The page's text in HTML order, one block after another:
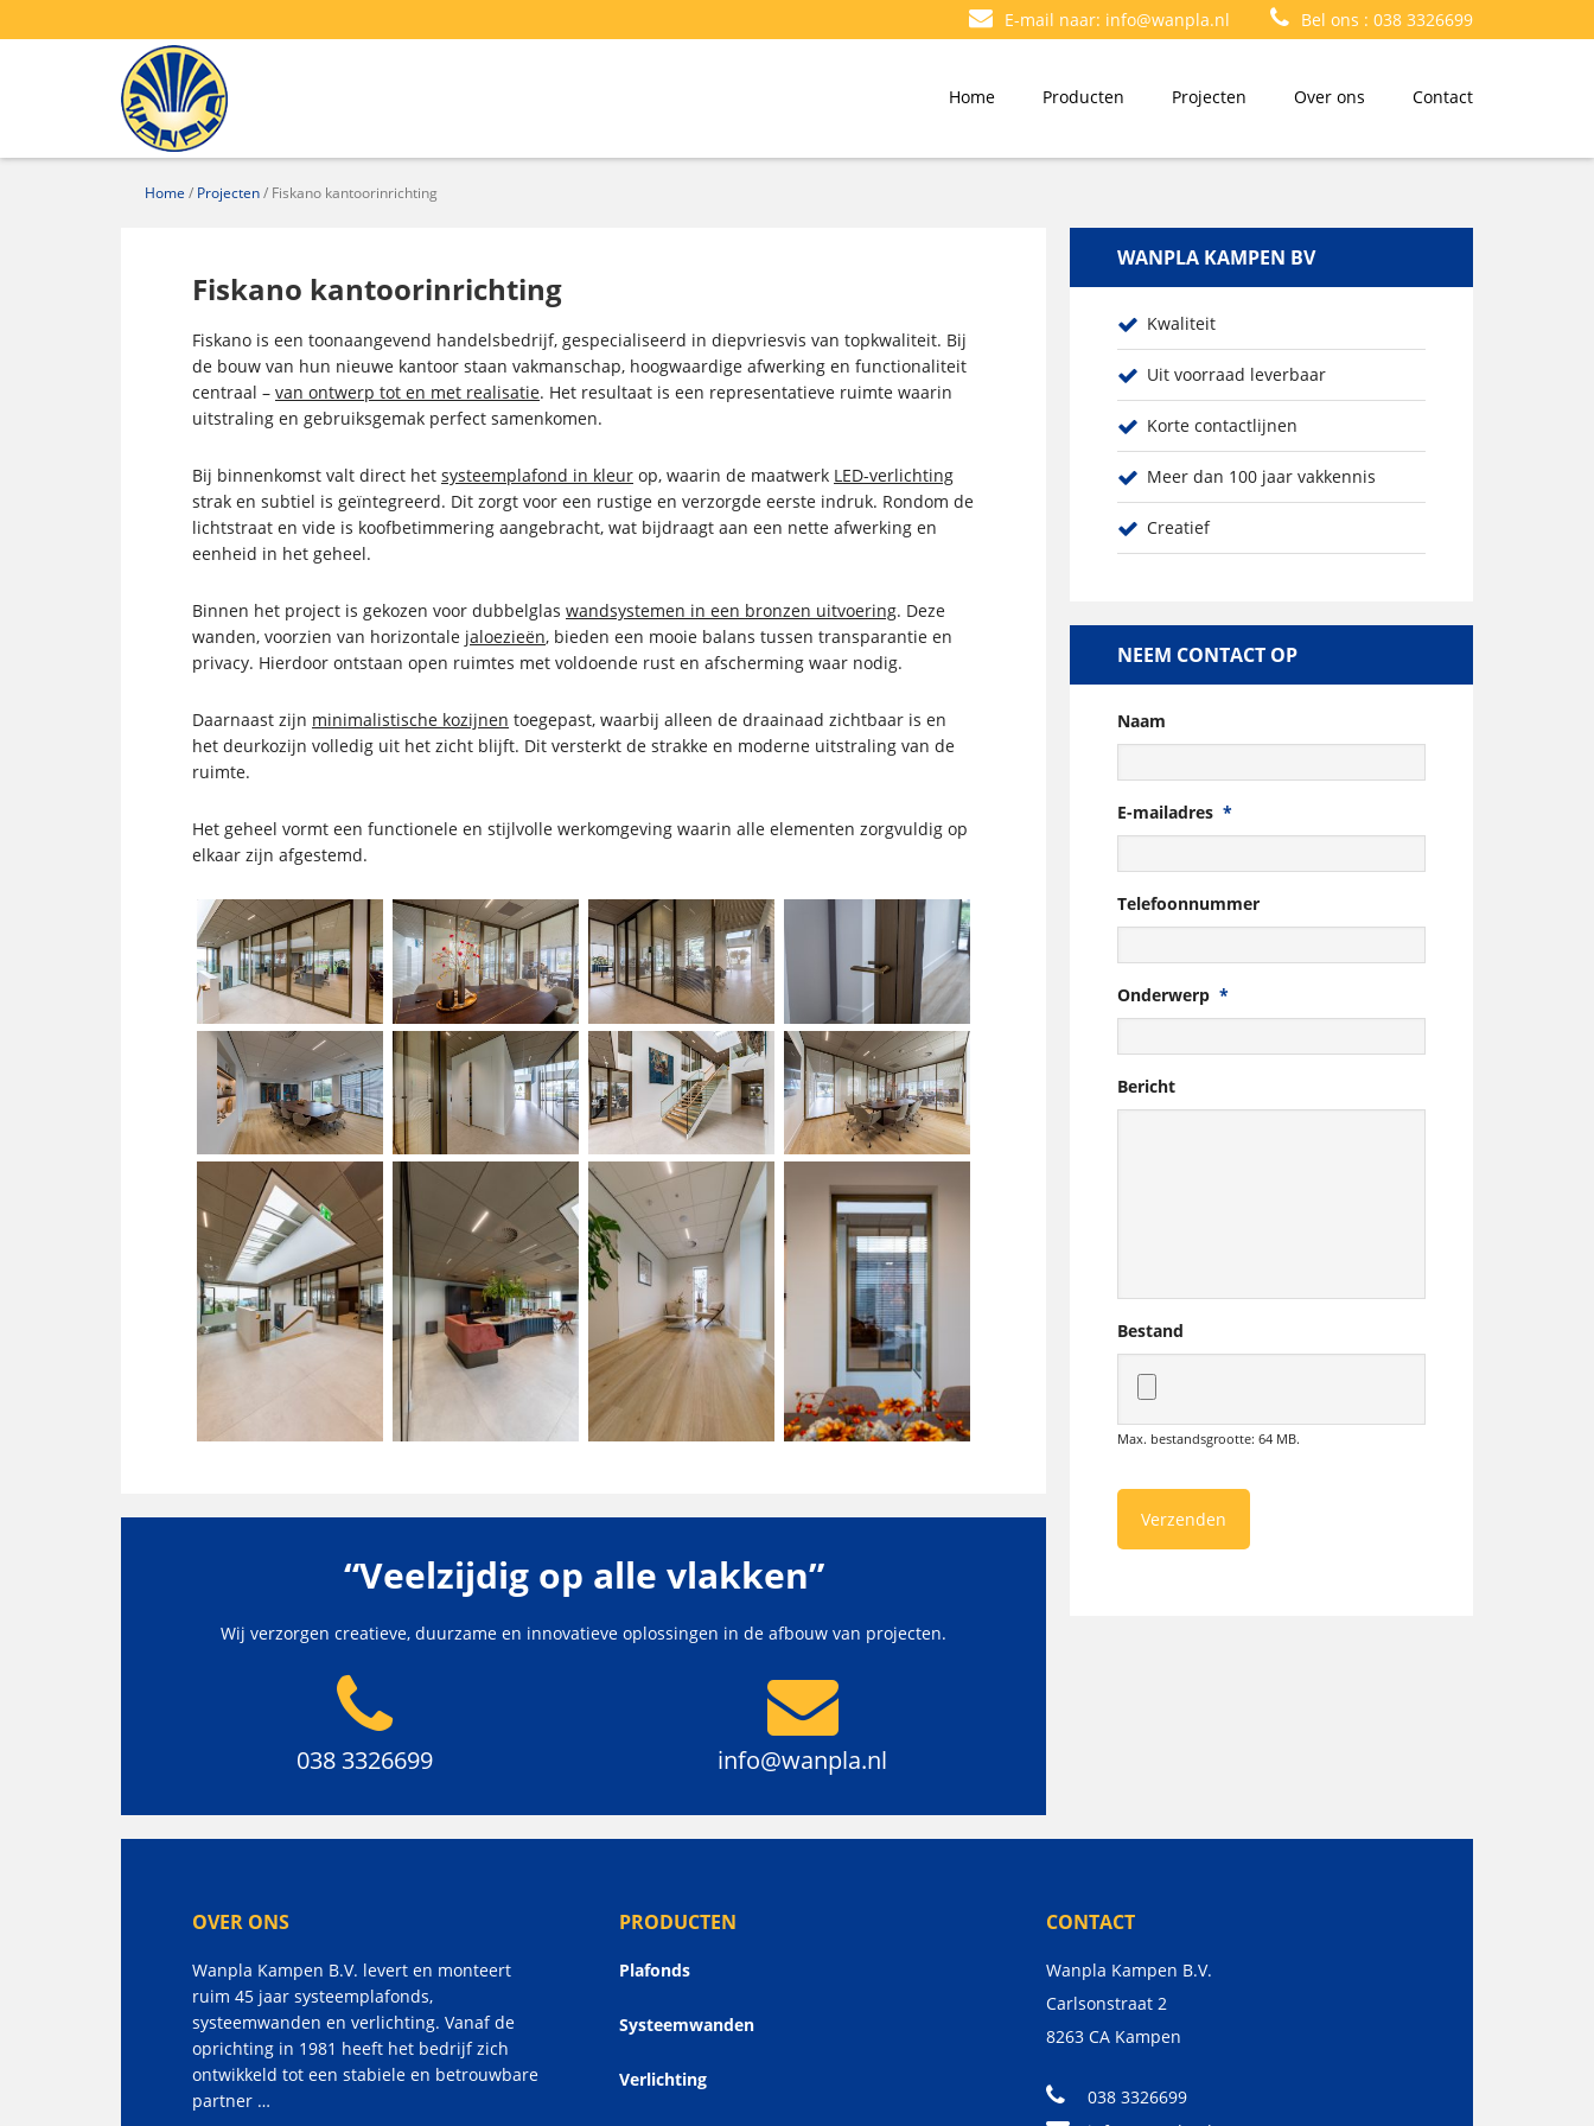
E-mail naar: info@wanpla.nl Bel ons : 038 3326699
Home Producten Projecten Over ons Contact
Home / Projecten/ Fiskano kantoorinrichting
Fiskano kantoorinrichting
Fiskano is een toonaangevend handelsbedrijf, gespecialiseerd in diepvriesvis van topkwaliteit. Bij
de bouw van hun nieuwe kantoor staan vakmanschap, hoogwaardige afwerking en functionaliteit
centraal – van ontwerp tot en met realisatie. Het resultaat is een representatieve ruimte waarin
uitstraling en gebruiksgemak perfect samenkomen.
Bij binnenkomst valt direct het systeemplafond in kleur op, waarin de maatwerk LED-verlichting
strak en subtiel is geïntegreerd. Dit zorgt voor een rustige en verzorgde eerste indruk. Rondom de
lichtstraat en vide is koofbetimmering aangebracht, wat bijdraagt aan een nette afwerking en
eenheid in het geheel.
Binnen het project is gekozen voor dubbelglas wandsystemen in een bronzen uitvoering. Deze
wanden, voorzien van horizontale jaloezieën, bieden een mooie balans tussen transparantie en
privacy. Hierdoor ontstaan open ruimtes met voldoende rust en afscherming waar nodig.
Daarnaast zijn minimalistische kozijnen toegepast, waarbij alleen de draainaad zichtbaar is en
het deurkozijn volledig uit het zicht blijft. Dit versterkt de strakke en moderne uitstraling van de
ruimte.
Het geheel vormt een functionele en stijlvolle werkomgeving waarin alle elementen zorgvuldig op
elkaar zijn afgestemd.
“Veelzijdig op alle vlakken”
Wij verzorgen creatieve, duurzame en innovatieve oplossingen in de afbouw van projecten.
038 3326699 info@wanpla.nl
WANPLA KAMPEN BV
Kwaliteit
Uit voorraad leverbaar
Korte contactlijnen
Meer dan 100 jaar vakkennis
Creatief
NEEM CONTACT OP
Naam
E-mailadres *
Telefoonnummer
Onderwerp *
Bericht
Bestand
Max. bestandsgrootte: 64 MB.
OVER ONS
Wanpla Kampen B.V. levert en monteert
ruim 45 jaar systeemplafonds,
systeemwanden en verlichting. Vanaf de
oprichting in 1981 heeft het bedrijf zich
ontwikkeld tot een stabiele en betrouwbare
partner …
PRODUCTEN
Plafonds
Systeemwanden
Verlichting
CONTACT
Wanpla Kampen B.V.
Carlsonstraat 2
8263 CA Kampen
038 3326699